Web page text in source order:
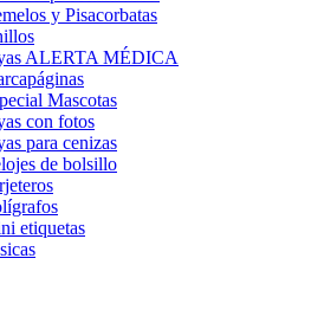
y Pisacorbatas
ALERTA MÉDICA
Mascotas
con fotos
para cenizas
de bolsillo
etiquetas